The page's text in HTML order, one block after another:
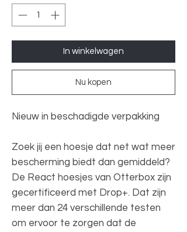
In winkelwagen
Nu kopen
Nieuw in beschadigde verpakking
Zoek jij een hoesje dat net wat meer
bescherming biedt dan gemiddeld?
De React hoesjes van Otterbox zijn
gecertificeerd met Drop+. Dat zijn
meer dan 24 verschillende testen
om ervoor te zorgen dat de